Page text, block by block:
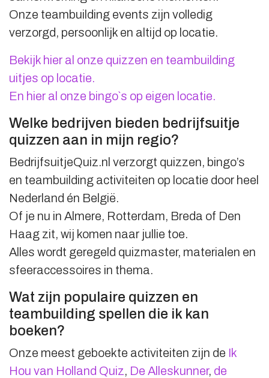
Onze teambuilding events zijn volledig
verzorgd, persoonlijk en altijd op locatie.
Bekijk hier al onze quizzen en teambuilding
uitjes op locatie.
En hier al onze bingo`s op eigen locatie.
Welke bedrijven bieden bedrijfsuitje
quizzen aan in mijn regio?
BedrijfsuitjeQuiz.nl verzorgt quizzen, bingo’s
en teambuilding activiteiten op locatie door heel
Nederland én België.
Of je nu in Almere, Rotterdam, Breda of Den
Haag zit, wij komen naar jullie toe.
Alles wordt geregeld quizmaster, materialen en
sfeeraccessoires in thema.
Wat zijn populaire quizzen en
teambuilding spellen die ik kan
boeken?
Onze meest geboekte activiteiten zijn de Ik
Hou van Holland Quiz, De Alleskunner, de